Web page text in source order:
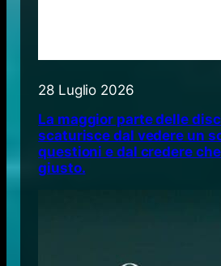
28 Luglio 2026
La maggior parte delle
scaturisce dal vedere un
questioni e dal credere
giusto.